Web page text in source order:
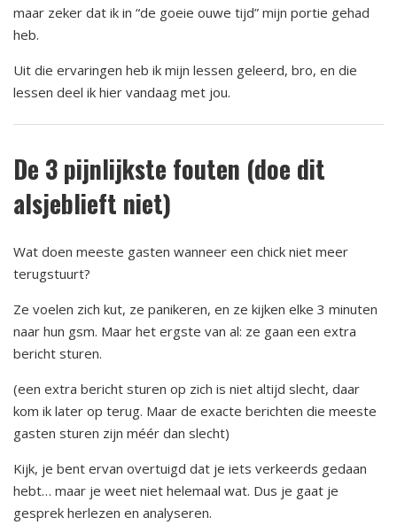
maar zeker dat ik in “de goeie ouwe tijd” mijn portie gehad
heb.
Uit die ervaringen heb ik mijn lessen geleerd, bro, en die
lessen deel ik hier vandaag met jou.
De 3 pijnlijkste fouten (doe dit
alsjeblieft niet)
Wat doen meeste gasten wanneer een chick niet meer
terugstuurt?
Ze voelen zich kut, ze panikeren, en ze kijken elke 3 minuten
naar hun gsm. Maar het ergste van al: ze gaan een extra
bericht sturen.
(een extra bericht sturen op zich is niet altijd slecht, daar
kom ik later op terug. Maar de exacte berichten die meeste
gasten sturen zijn méér dan slecht)
Kijk, je bent ervan overtuigd dat je iets verkeerds gedaan
hebt… maar je weet niet helemaal wat. Dus je gaat je
gesprek herlezen en analyseren.